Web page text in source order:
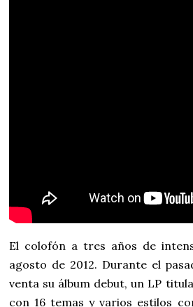
El colofón a tres años de
agosto de 2012. Durante el
venta su álbum debut, un LP
con 16 temas y varios estilos